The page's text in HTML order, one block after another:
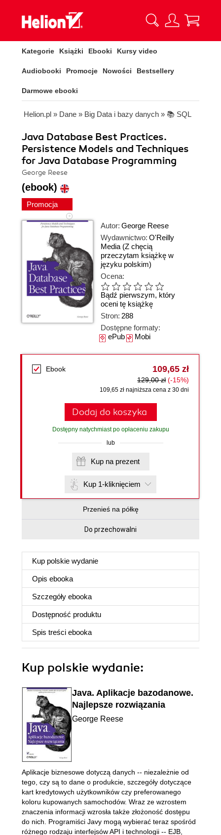
Kategorie Książki Ebooki Kursy video
Audiobooki Promocje Nowości Bestsellery
Darmowe ebooki
Helion.pl » Dane » Big Data i bazy danych » 📚 SQL
Java Database Best Practices.
Persistence Models and Techniques
for Java Database Programming
George Reese
(ebook)
Promocja
Autor: George Reese
Wydawnictwo: O'Reilly
Media (Z chęcią
przeczytam książkę w
języku polskim)
Ocena:
Bądź pierwszym, który
oceni tę książkę
Stron: 288
Dostępne formaty:
ePubMobi
Ebook 109,65 zł
129,00 zł (-15%)
109,65 zł najniższa cena z 30 dni
Dodaj do koszyka
Dostępny natychmiast po opłaceniu zakupu
lub
Kup na prezent
Kup 1-kliknięciem
Przenieś na półkę
Do przechowalni
Kup polskie wydanie
Opis ebooka
Szczegóły ebooka
Dostępność produktu
Spis treści ebooka
Kup polskie wydanie:
Java. Aplikacje bazodanowe.
Najlepsze rozwiązania
George Reese
Aplikacje biznesowe dotyczą danych -- niezależnie od
tego, czy są to dane o produkcie, szczegóły dotyczące
kart kredytowych użytkowników czy preferowanego
koloru kupowanych samochodów. Wraz ze wzrostem
znaczenia informacji wzrosła także złożoność dostępu
do nich. Programiści Javy mogą wybierać teraz spośród
różnego rodzaju interfejsów API i technologii -- EJB,